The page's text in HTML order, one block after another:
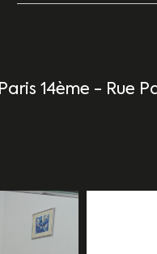
Paris 14ème - Rue